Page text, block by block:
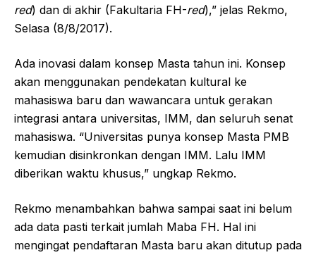
red) dan di akhir (Fakultaria FH-red),” jelas Rekmo,
Selasa (8/8/2017).
Ada inovasi dalam konsep Masta tahun ini. Konsep
akan menggunakan pendekatan kultural ke
mahasiswa baru dan wawancara untuk gerakan
integrasi antara universitas, IMM, dan seluruh senat
mahasiswa. “Universitas punya konsep Masta PMB
kemudian disinkronkan dengan IMM. Lalu IMM
diberikan waktu khusus,” ungkap Rekmo.
Rekmo menambahkan bahwa sampai saat ini belum
ada data pasti terkait jumlah Maba FH. Hal ini
mengingat pendaftaran Masta baru akan ditutup pada